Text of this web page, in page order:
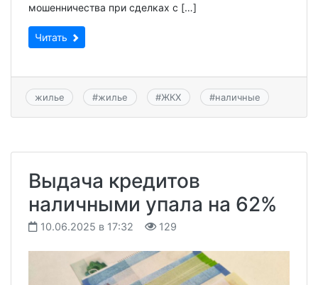
мошенничества при сделках с […]
Читать
жилье #жилье #ЖКХ #наличные
Выдача кредитов
наличными упала на 62%
10.06.2025 в 17:32 129